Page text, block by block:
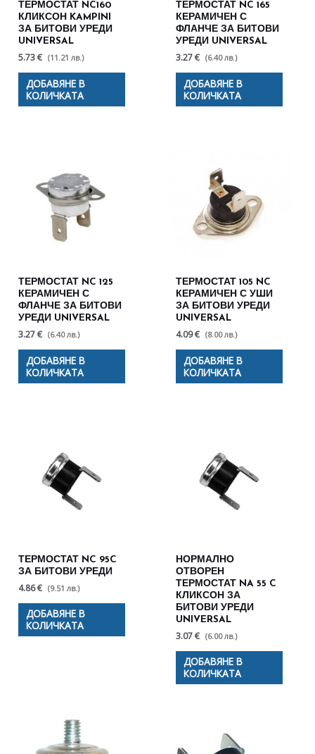
ТЕРМОСТАТ NC160
КЛИКСОН KAMPINI
ЗА БИТОВИ УРЕДИ
UNIVERSAL
5.73 € (11.21 лв.)
ДОБАВЯНЕ В
КОЛИЧКАТА
ТЕРМОСТАТ NC 165
КЕРАМИЧЕН С
ФЛАНЧЕ ЗА БИТОВИ
УРЕДИ UNIVERSAL
3.27 € (6.40 лв.)
ДОБАВЯНЕ В
КОЛИЧКАТА
ТЕРМОСТАТ NC 125
КЕРАМИЧЕН С
ФЛАНЧЕ ЗА БИТОВИ
УРЕДИ UNIVERSAL
3.27 € (6.40 лв.)
ДОБАВЯНЕ В
КОЛИЧКАТА
ТЕРМОСТАТ 105 NC
КЕРАМИЧЕН С УШИ
ЗА БИТОВИ УРЕДИ
UNIVERSAL
4.09 € (8.00 лв.)
ДОБАВЯНЕ В
КОЛИЧКАТА
ТЕРМОСТАТ NC 95C
ЗА БИТОВИ УРЕДИ
4.86 € (9.51 лв.)
ДОБАВЯНЕ В
КОЛИЧКАТА
НОРМАЛНО
ОТВОРЕН
ТЕРМОСТАТ NA 55 C
КЛИКСОН ЗА
БИТОВИ УРЕДИ
UNIVERSAL
3.07 € (6.00 лв.)
ДОБАВЯНЕ В
КОЛИЧКАТА